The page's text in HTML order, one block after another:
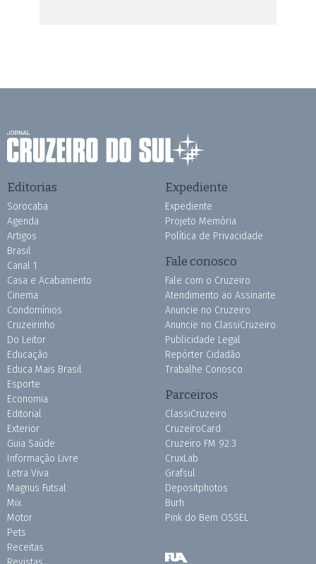
Editorias
Sorocaba
Agenda
Artigos
Brasil
Canal 1
Casa e Acabamento
Cinema
Condomínios
Cruzeirinho
Do Leitor
Educação
Educa Mais Brasil
Esporte
Economia
Editorial
Exterior
Guia Saúde
Informação Livre
Letra Viva
Magnus Futsal
Mix
Motor
Pets
Receitas
Expediente
Expediente
Projeto Memória
Política de Privacidade
Fale conosco
Fale com o Cruzeiro
Atendimento ao Assinante
Anuncie no Cruzeiro
Anuncie no ClassiCruzeiro
Publicidade Legal
Repórter Cidadão
Trabalhe Conosco
Parceiros
ClassiCruzeiro
CruzeiroCard
Cruzeiro FM 92.3
CruxLab
Grafsul
Depositphotos
Burh
Pink do Bem OSSEL